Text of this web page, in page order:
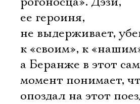
ее героиня,
не выдерживает,
к «своим», к
а Беранже в этот
момент понимает,
опоздал на этот